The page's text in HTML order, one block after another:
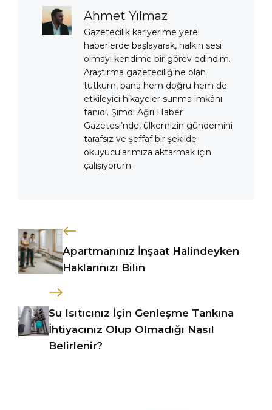
Ahmet Yılmaz
Gazetecilik kariyerime yerel
haberlerde başlayarak, halkın sesi
olmayı kendime bir görev edindim.
Araştırma gazeteciliğine olan
tutkum, bana hem doğru hem de
etkileyici hikayeler sunma imkânı
tanıdı. Şimdi Ağrı Haber
Gazetesi’nde, ülkemizin gündemini
tarafsız ve şeffaf bir şekilde
okuyucularımıza aktarmak için
çalışıyorum.
Apartmanınız İnşaat Halindeyken
Haklarınızı Bilin
Su Isıtıcınız İçin Genleşme Tankına
İhtiyacınız Olup Olmadığı Nasıl
Belirlenir?